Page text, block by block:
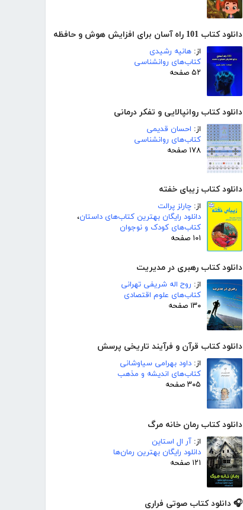
دانلود کتاب 101 راه آسان برای افزایش هوش و حافظه
از: هانیه رشیدی
کتاب‌های روانشناسی
۵۲ صفحه
دانلود کتاب روانپالایی و تفکر درمانی
از: احسان قدیمی
کتاب‌های روانشناسی
۱۷۸ صفحه
دانلود کتاب زیبای خفته
از: چارلز پرالت
دانلود رایگان بهترین کتاب‌های داستان،
کتاب‌های کودک و نوجوان
۱۰۱ صفحه
دانلود کتاب رهبری در مدیریت
از: روح اله شریفی تهرانی
کتاب‌های علوم اقتصادی
۱۳۰ صفحه
دانلود کتاب قرآن و فرآیند تاریخی پرسش
از: داود بهرامی سیاوشانی
کتاب‌های اندیشه و مذهب
۳۰۵ صفحه
دانلود کتاب رمان خانه مرگ
از: آر ال استاین
دانلود رایگان بهترین رمان‌ها
۱۲۱ صفحه
🎧 دانلود کتاب صوتی فراری